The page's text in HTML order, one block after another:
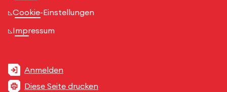
Cookie-Einstellungen
Impressum
Anmelden
Diese Seite drucken